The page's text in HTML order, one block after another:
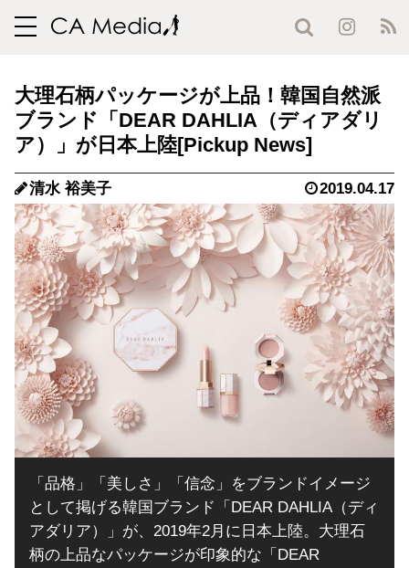
toggle
大理石柄パッケージが上品！韓国自然派
ブランド「DEAR DAHLIA（ディアダリ
ア）」が日本上陸
清水 裕美子 2019.04.17
「品格」「美しさ」「信念」をブランドイメージ
として掲げる韓国ブランド「DEAR DAHLIA（ディ
アダリア）」が、2019年2月に日本上陸。大理石
柄の上品なパッケージが印象的な「DEAR